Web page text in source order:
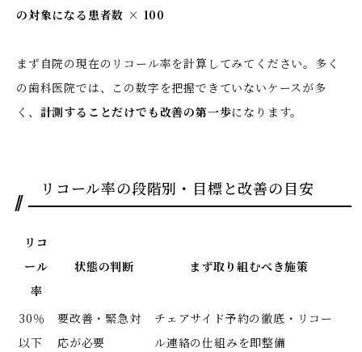
の対象になる患者数 × 100
まず自院の現在のリコール率を計算してみてください。多く
の歯科医院では、この数字を把握できていないケースが多
く、 計測することだけでも改善の第一歩になります。
リコール率の段階別・目標と改善の目安
リコ
ール
率
状態の判断 まず取り組むべき施策
30％
以下
要改善・緊急対
応が必要
チェアサイド予約の徹底・リコー
ル連絡の仕組みを即整備